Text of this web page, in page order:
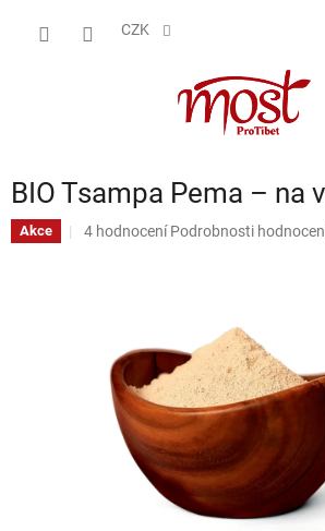
CZK
BIO Tsampa Pema – na
Akce
Průměrné
hvězdiček.
4 hodnocení Podrobnosti